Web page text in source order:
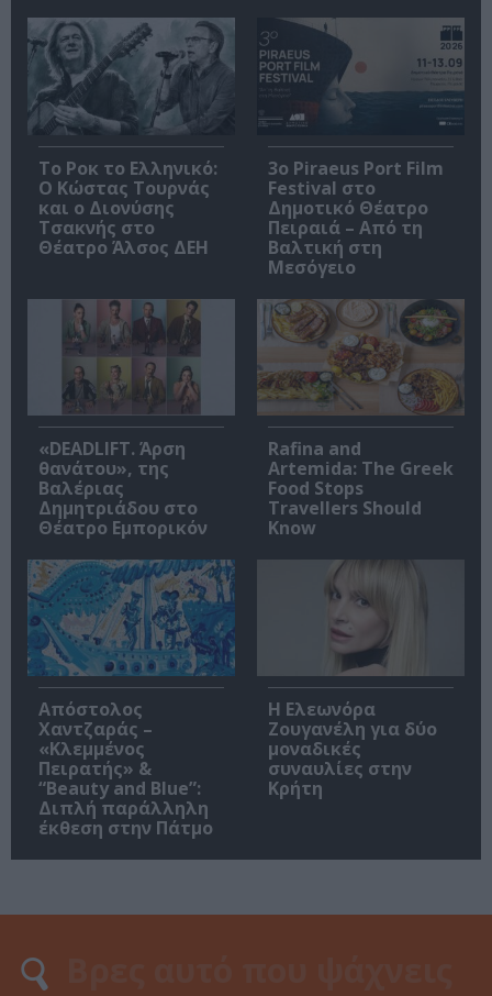
Το Ροκ το Ελληνικό:
Ο Κώστας Τουρνάς
και ο Διονύσης
Τσακνής στο
Θέατρο Άλσος ΔΕΗ
3o Piraeus Port Film
Festival στο
Δημοτικό Θέατρο
Πειραιά – Από τη
Βαλτική στη
Μεσόγειο
«DEADLIFT. Άρση
θανάτου», της
Βαλέριας
Δημητριάδου στο
Θέατρο Εμπορικόν
Rafina and
Artemida: The Greek
Food Stops
Travellers Should
Know
Απόστολος
Χαντζαράς –
«Κλεμμένος
Πειρατής» &
“Beauty and Blue”:
Διπλή παράλληλη
έκθεση στην Πάτμο
Η Ελεωνόρα
Ζουγανέλη για δύο
μοναδικές
συναυλίες στην
Κρήτη